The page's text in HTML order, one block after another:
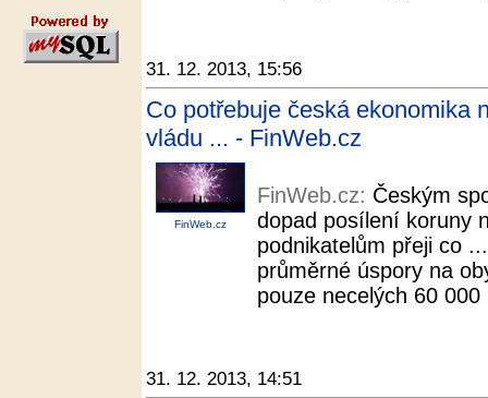
31. 12. 2013, 15:56
Co potřebuje česká ekonomika
vládu ... - FinWeb.cz
FinWeb.cz
FinWeb.cz: Českým
dopad posílení koruny
podnikatelům přeji co
průměrné úspory na
pouze necelých 60
31. 12. 2013, 14:51